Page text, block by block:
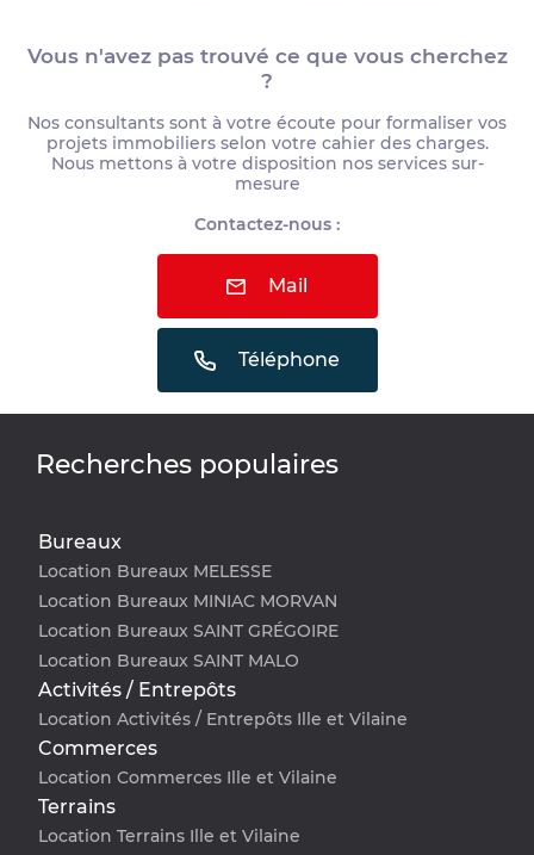
Vous n'avez pas trouvé ce que vous cherchez
?
Nos consultants sont à votre écoute pour formaliser vos
projets immobiliers selon votre cahier des charges.
Nous mettons à votre disposition nos services sur-
mesure
Contactez-nous :
Mail
Téléphone
Recherches populaires
Bureaux
Location Bureaux MELESSE
Location Bureaux MINIAC MORVAN
Location Bureaux SAINT GRÉGOIRE
Location Bureaux SAINT MALO
Activités / Entrepôts
Location Activités / Entrepôts Ille et Vilaine
Commerces
Location Commerces Ille et Vilaine
Terrains
Location Terrains Ille et Vilaine